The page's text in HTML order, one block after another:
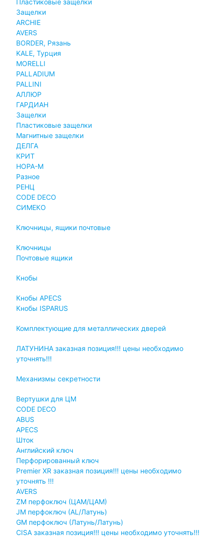
Защелки
ARCHIE
AVERS
BORDER, Рязань
KALE, Турция
MORELLI
PALLADIUM
PALLINI
АЛЛЮР
ГАРДИАН
Защелки
Пластиковые защелки
Магнитные защелки
ДЕЛГА
КРИТ
НОРА-М
Разное
РЕНЦ
СODE DECO
СИМЕКО
Ключницы, ящики почтовые
Ключницы
Почтовые ящики
Кнобы
Кнобы APECS
Кнобы ISPARUS
Комплектующие для металлических дверей
ЛАТУНИНА заказная позиция!!! цены необходимо
уточнять!!!
Механизмы секретности
Вертушки для ЦМ
CODE DECO
ABUS
APECS
Шток
Английский ключ
Перфорированный ключ
Premier XR заказная позиция!!! цены необходимо
уточнять !!!
AVERS
ZM перфоключ (ЦАМ/ЦАМ)
JМ перфоключ (АL/Латунь)
GM перфоключ (Латунь/Латунь)
CISA заказная позиция!!! цены необходимо уточнять!!!